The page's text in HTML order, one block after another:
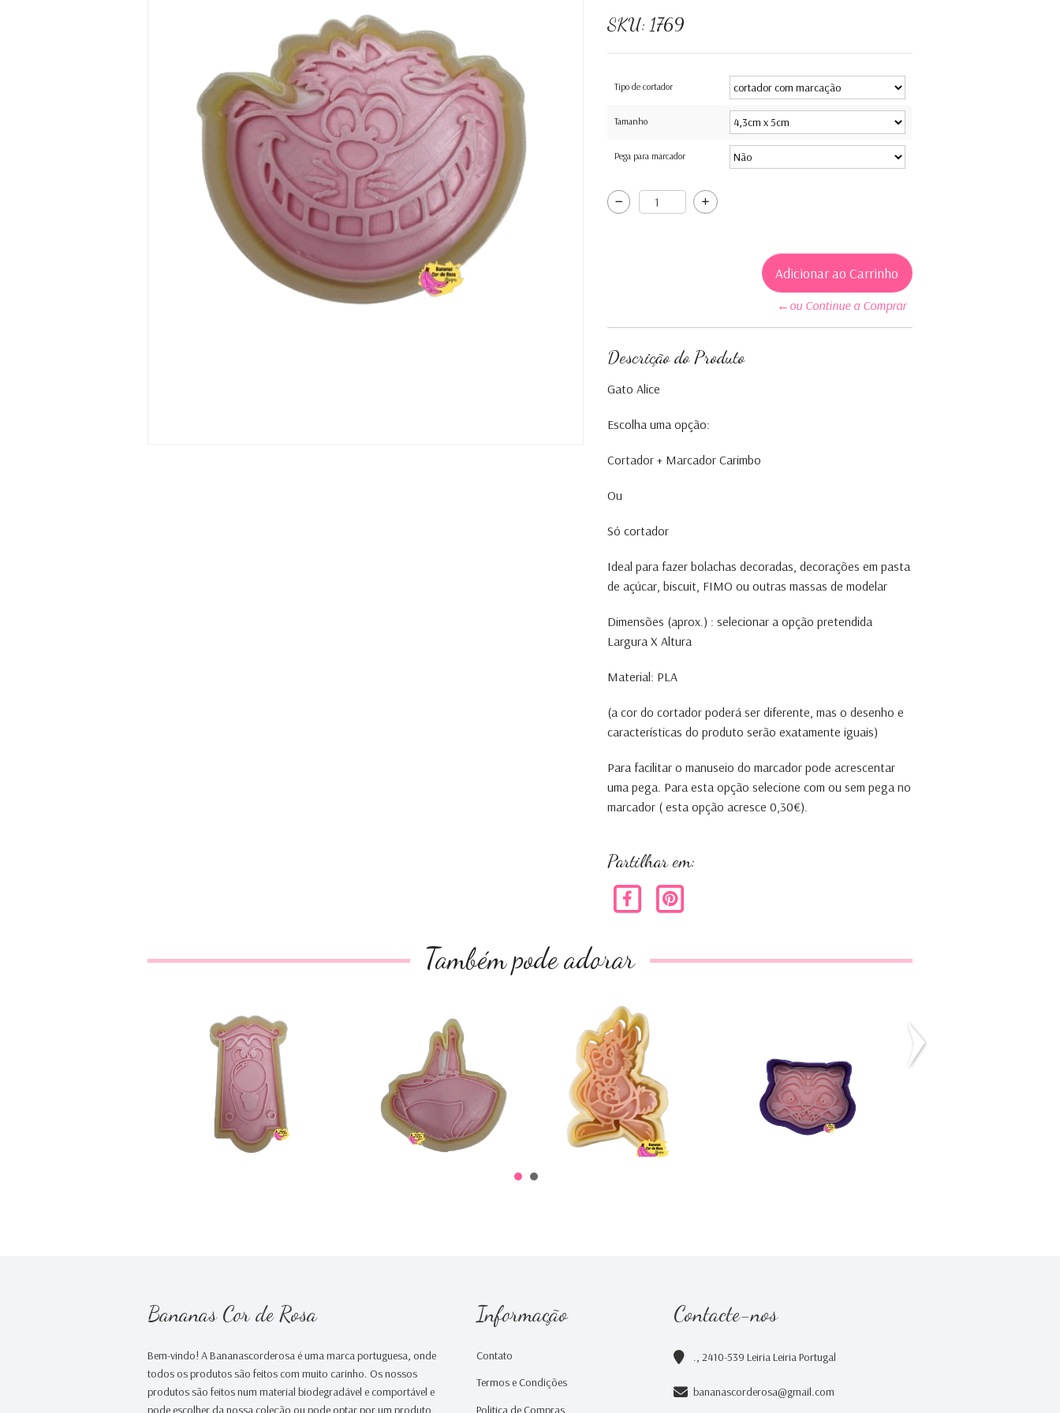
SKU: 1769
Tipo de cortador
Tamanho
Pega para marcador
←ou Continue a Comprar
Descrição do Produto
Gato Alice
Escolha uma opção:
Cortador + Marcador Carimbo
Ou
Só cortador
Ideal para fazer bolachas decoradas, decorações em pasta
de açúcar, biscuit, FIMO ou outras massas de modelar
Dimensões (aprox.) : selecionar a opção pretendida
Largura X Altura
Material: PLA
(a cor do cortador poderá ser diferente, mas o desenho e
características do produto serão exatamente iguais)
Para facilitar o manuseio do marcador pode acrescentar
uma pega. Para esta opção selecione com ou sem pega no
marcador ( esta opção acresce 0,30€).
Partilhar em:
Também pode adorar
Maçaneta Alice no
Pais das ...
Chávena Alice no
Pais das ...
€0,00
Coelho - Alice No
Pais das ...
€0,00
€0,00
Pintainho ovo
Bananas Cor de Rosa
Bem-vindo! A Bananascorderosa é uma marca portuguesa, onde
todos os produtos são feitos com muito carinho. Os nossos
produtos são feitos num material biodegradável e comportável e
pode escolher da nossa coleção ou pode optar por um produto
Informação
Contato
Termos e Condições
Politica de Compras
Contacte-nos
., 2410-539 Leiria Leiria Portugal
bananascorderosa@gmail.com